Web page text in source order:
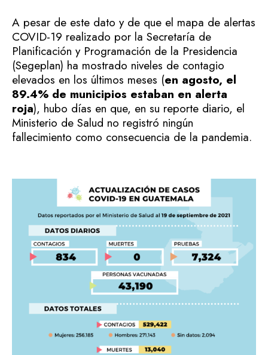
A pesar de este dato y de que el mapa de alertas
COVID-19 realizado por la Secretaría de
Planificación y Programación de la Presidencia
(Segeplan) ha mostrado niveles de contagio
elevados en los últimos meses (en agosto, el
89.4% de municipios estaban en alerta
roja), hubo días en que, en su reporte diario, el
Ministerio de Salud no registró ningún
fallecimiento como consecuencia de la pandemia.